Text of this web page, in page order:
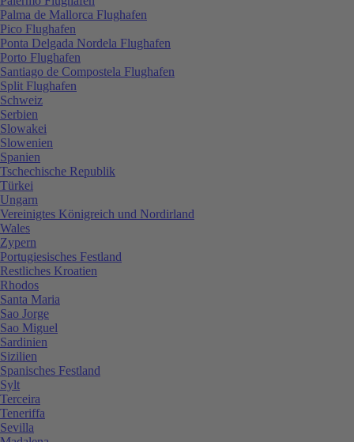
Palma de Mallorca Flughafen
Pico Flughafen
Ponta Delgada Nordela Flughafen
Porto Flughafen
Santiago de Compostela Flughafen
Split Flughafen
Schweiz
Serbien
Slowakei
Slowenien
Spanien
Tschechische Republik
Türkei
Ungarn
Vereinigtes Königreich und Nordirland
Wales
Zypern
Portugiesisches Festland
Restliches Kroatien
Rhodos
Santa Maria
Sao Jorge
Sao Miguel
Sardinien
Sizilien
Spanisches Festland
Sylt
Terceira
Teneriffa
Sevilla